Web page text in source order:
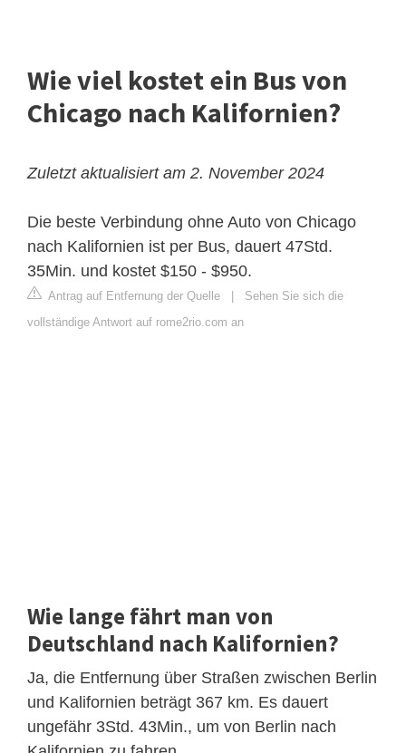
Wie viel kostet ein Bus von
Chicago nach Kalifornien?
Zuletzt aktualisiert am 2. November 2024
Die beste Verbindung ohne Auto von Chicago
nach Kalifornien ist per Bus, dauert 47Std.
35Min. und kostet $150 - $950.
Antrag auf Entfernung der Quelle
Sehen Sie sich die
vollständige Antwort auf rome2rio.com an
Wie lange fährt man von
Deutschland nach Kalifornien?
Ja, die Entfernung über Straßen zwischen Berlin
und Kalifornien beträgt 367 km. Es dauert
ungefähr 3Std. 43Min., um von Berlin nach